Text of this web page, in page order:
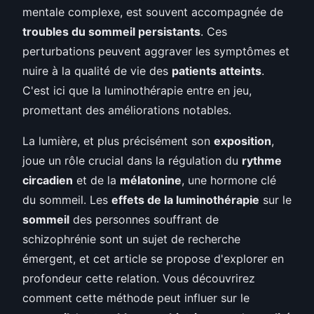
mentale complexe, est souvent accompagnée de
troubles du sommeil persistants. Ces
perturbations peuvent aggraver les symptômes et
nuire à la qualité de vie des patients atteints.
C'est ici que la luminothérapie entre en jeu,
promettant des améliorations notables.
La lumière, et plus précisément son exposition,
joue un rôle crucial dans la régulation du rythme
circadien et de la mélatonine, une hormone clé
du sommeil. Les effets de la luminothérapie sur le
sommeil des personnes souffrant de
schizophrénie sont un sujet de recherche
émergent, et cet article se propose d'explorer en
profondeur cette relation. Vous découvrirez
comment cette méthode peut influer sur le